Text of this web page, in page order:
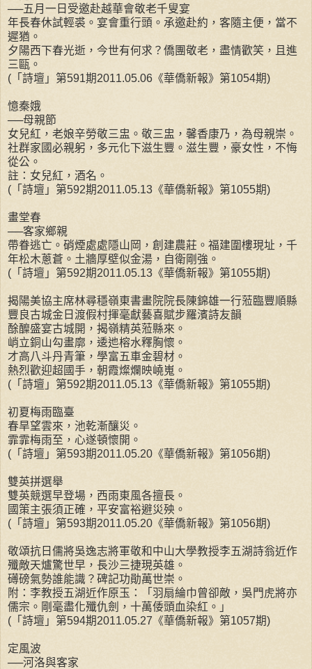
──五月一日受邀赴越華會敬老千叟宴
年長春休試輕裘。宴會重行頭。承邀赴約，客隨主便，當不
遲猶。
夕陽西下春光逝，今世有何求？僑團敬老，盡情歡笑，且進
三甌。
(「詩壇」第591期2011.05.06《華僑新報》第1054期)
憶秦娥
──母親節
女兒紅，老娘辛勞敬三盅。敬三盅，馨香康乃，為母親崇。
社群家國必親躬，多元化下滋生豐。滋生豐，豪女性，不悔
從公。
註：女兒紅，酒名。
(「詩壇」第592期2011.05.13《華僑新報》第1055期)
畫堂春
──客家鄉親
帶眷逃亡。硝煙處處隱山岡，創建農莊。福建圍樓現址，千
年松木蔥蒼。土牆厚壁似金湯，自衛剛強。
(「詩壇」第592期2011.05.13《華僑新報》第1055期)
揭陽美協主席林尋穩嶺東書畫院院長陳錦雄一行蒞臨豐順縣
豐良古城金日渡假村揮毫獻藝喜賦步羅濱詩友韻
酴醾盛宴古城開，揭嶺精英蒞縣來。
峭立銅山勾畫廓，逶迆榕水釋胸懷。
才高八斗丹青筆，學富五車金碧材。
熱烈歡迎超國手，朝霞燦爛映嶢嵬。
(「詩壇」第592期2011.05.13《華僑新報》第1055期)
初夏梅雨臨臺
春旱望雲來，池乾漸釀災。
霏霏梅雨至，心遂頓懷開。
(「詩壇」第593期2011.05.20《華僑新報》第1056期)
雙英拼選舉
雙英競選早登場，西雨東風各擅長。
國策主張須正確，平安富裕避災殃。
(「詩壇」第593期2011.05.20《華僑新報》第1056期)
敬頌抗日儒將吳逸志將軍敬和中山大學教授李五湖詩翁近作
殲敵天爐驚世早，長沙三捷現英雄。
礡磅氣勢誰能識？碑記功勛萬世崇。
附：李教授五湖近作原玉：「羽扇綸巾曾卻敵，吳門虎將亦
儒宗。剛毫盡化殲仇劍，十萬倭頭血染紅。」
(「詩壇」第594期2011.05.27《華僑新報》第1057期)
定風波
──河洛與客家